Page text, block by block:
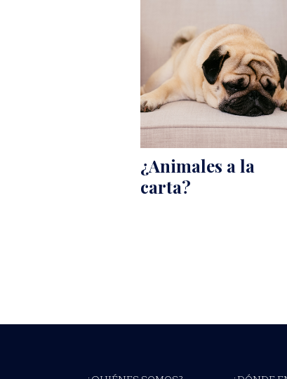
¿Animales a la
carta?